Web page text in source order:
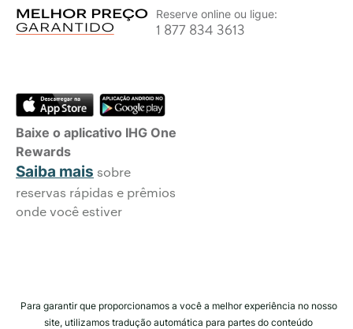
Reserve online ou ligue:
1 877 834 3613
Baixe o aplicativo IHG One
Rewards
Saiba mais sobre
reservas rápidas e prêmios
onde você estiver
Para garantir que proporcionamos a você a melhor experiência no nosso
site, utilizamos tradução automática para partes do conteúdo